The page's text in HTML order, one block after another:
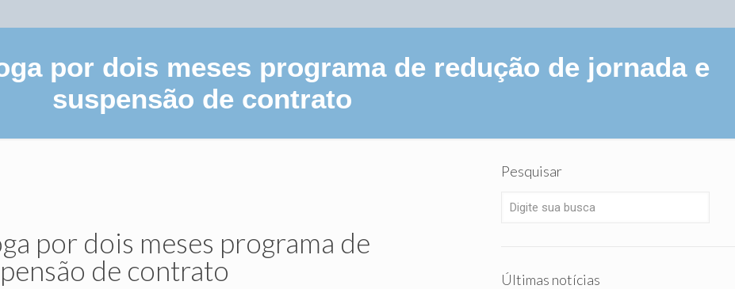
por dois meses programa de redução de jornada e
suspensão de contrato
por dois meses programa de
de contrato
Pesquisar
Últimas notícias